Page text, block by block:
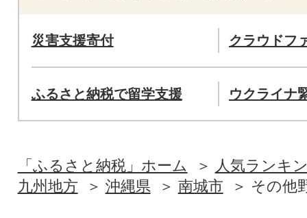
災害支援寄付 クラウドフ
ふるさと納税で留学支援 ウクライナ
「ふるさと納税」ホーム
人気ランキ
九州地方
沖縄県 南城市 その他